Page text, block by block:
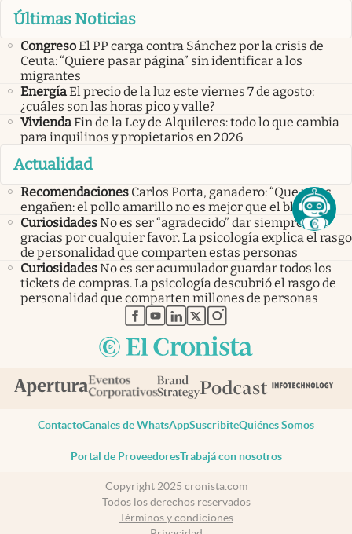
Últimas Noticias
CongresoEl PP carga contra Sánchez por la crisis de
Ceuta: “Quiere pasar página” sin identificar a los
migrantes
EnergíaEl precio de la luz este viernes 7 de agosto:
¿cuáles son las horas pico y valle?
ViviendaFin de la Ley de Alquileres: todo lo que cambia
para inquilinos y propietarios en 2026
Actualidad
Recomendaciones Carlos Porta, ganadero: “Que no os
engañen: el pollo amarillo no es mejor que el blanco”
CuriosidadesNo es ser “agradecido” dar siempre las
gracias por cualquier favor. La psicología explica el rasgo
de personalidad que comparten estas personas
CuriosidadesNo es ser acumulador guardar todos los
tickets de compras. La psicología descubrió el rasgo de
personalidad que comparten millones de personas
abre en nueva pestaña
abre en nueva pestaña
abre en nueva pestaña
abre en nueva pestaña
abre en nueva pestaña
ContactoCanales de WhatsAppSuscribiteQuiénes Somos
Portal de ProveedoresTrabajá con nosotros
Copyright 2025 cronista.com
Todos los derechos reservados
Términos y condiciones